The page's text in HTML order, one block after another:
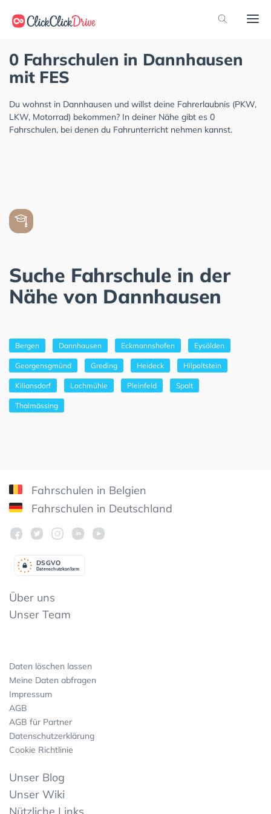
0 Fahrschulen in Dannhausen
mit FES
Du wohnst in Dannhausen und willst deine Fahrerlaubnis (PKW,
LKW, Motorrad) bekommen? In deiner Nähe gibt es 0
Fahrschulen, bei denen du Fahrunterricht nehmen kannst.
Suche Fahrschule in der
Nähe von Dannhausen
Bergen Dannhausen Eckmannshofen Eysölden
Georgensgmünd Greding Heideck Hilpoltstein
Kiliansdorf Lochmühle Pleinfeld Spalt
Thalmässing
Fahrschulen in Belgien
Fahrschulen in Deutschland
Datenschutzkonform
DSGVO
Über uns
Unser Team
Daten löschen lassen
Meine Daten abfragen
Impressum
AGB
AGB für Partner
Datenschutzerklärung
Cookie Richtlinie
Unser Blog
Unser Wiki